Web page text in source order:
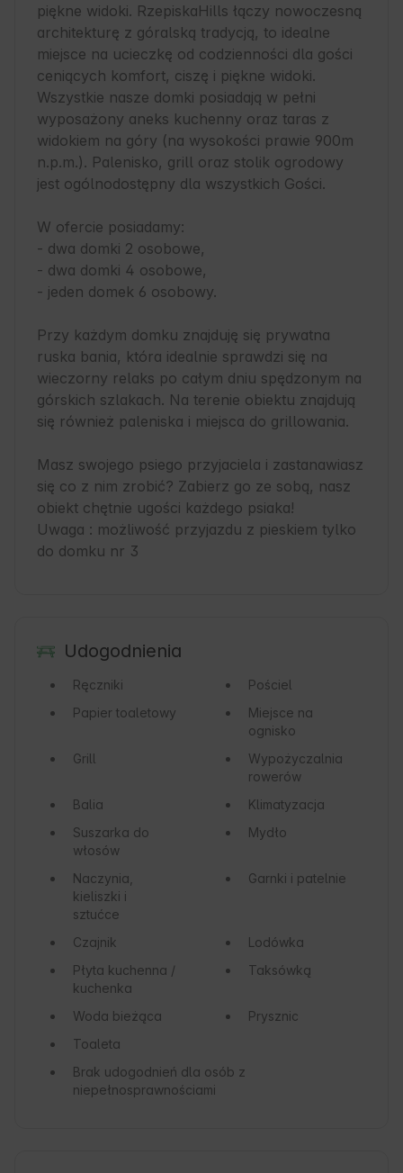
piękne widoki. RzepiskaHills łączy nowoczesną
architekturę z góralską tradycją, to idealne
miejsce na ucieczkę od codzienności dla gości
ceniących komfort, ciszę i piękne widoki.
Wszystkie nasze domki posiadają w pełni
wyposażony aneks kuchenny oraz taras z
widokiem na góry (na wysokości prawie 900m
n.p.m.). Palenisko, grill oraz stolik ogrodowy
jest ogólnodostępny dla wszystkich Gości.
W ofercie posiadamy:
- dwa domki 2 osobowe,
- dwa domki 4 osobowe,
- jeden domek 6 osobowy.
Przy każdym domku znajduję się prywatna
ruska bania, która idealnie sprawdzi się na
wieczorny relaks po całym dniu spędzonym na
górskich szlakach. Na terenie obiektu znajdują
się również paleniska i miejsca do grillowania.
Masz swojego psiego przyjaciela i zastanawiasz
się co z nim zrobić? Zabierz go ze sobą, nasz
obiekt chętnie ugości każdego psiaka!
Uwaga : możliwość przyjazdu z pieskiem tylko
do domku nr 3
Udogodnienia
Ręczniki
Pościel
Papier toaletowy
Miejsce na
ognisko
Grill
Wypożyczalnia
rowerów
Balia
Klimatyzacja
Suszarka do
włosów
Mydło
Naczynia,
kieliszki i
sztućce
Garnki i patelnie
Czajnik
Lodówka
Płyta kuchenna /
kuchenka
Taksówką
Woda bieżąca
Prysznic
Toaleta
Brak udogodnień dla osób z
niepełnosprawnościami